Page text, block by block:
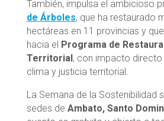
También, impulsa el ambicioso
de Árboles, que ha restaurado
hectáreas en 11 provincias y
hacia el Programa de
Territorial , con impacto directo
clima y justicia territorial.
La Semana de la Sostenibilidad
sedes de Ambato, Santo